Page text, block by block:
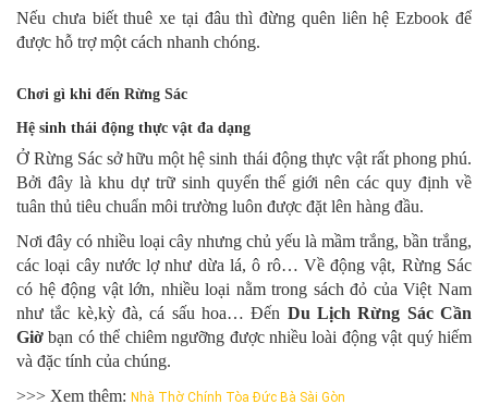
Nếu chưa biết thuê xe tại đâu thì đừng quên liên hệ Ezbook để
được hỗ trợ một cách nhanh chóng.
Chơi gì khi đến Rừng Sác
Hệ sinh thái động thực vật đa dạng
Ở Rừng Sác sở hữu một hệ sinh thái động thực vật rất phong phú.
Bởi đây là khu dự trữ sinh quyển thế giới nên các quy định về
tuân thủ tiêu chuẩn môi trường luôn được đặt lên hàng đầu.
Nơi đây có nhiều loại cây nhưng chủ yếu là mầm trắng, bần trắng,
các loại cây nước lợ như dừa lá, ô rô… Về động vật, Rừng Sác
có hệ động vật lớn, nhiều loại nằm trong sách đỏ của Việt Nam
như tắc kè,kỳ đà, cá sấu hoa… Đến Du Lịch Rừng Sác Cần
Giờ bạn có thể chiêm ngưỡng được nhiều loài động vật quý hiếm
và đặc tính của chúng.
>>> Xem thêm: Nhà Thờ Chính Tòa Đức Bà Sài Gòn